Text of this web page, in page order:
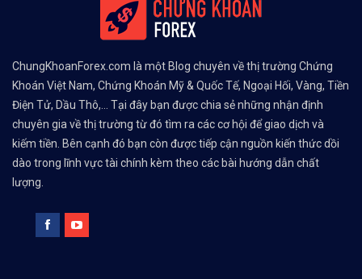
ChungKhoanForex.com là một Blog chuyên về thị trường Chứng
Khoán Việt Nam, Chứng Khoán Mỹ & Quốc Tế, Ngoại Hối, Vàng, Tiền
Điện Tử, Dầu Thô,... Tại đây bạn được chia sẻ những nhận định
chuyên gia về thị trường từ đó tìm ra các cơ hội để giao dịch và
kiếm tiền. Bên cạnh đó bạn còn được tiếp cận nguồn kiến thức dồi
dào trong lĩnh vực tài chính kèm theo các bài hướng dẫn chất
lượng.